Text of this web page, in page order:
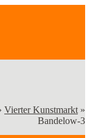
Vierter Kunstmarkt »
Bandelow-3